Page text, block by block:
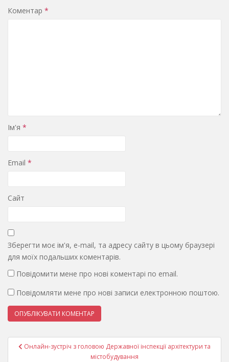
Коментар *
Ім'я *
Email *
Сайт
Зберегти моє ім'я, e-mail, та адресу сайту в цьому браузері
для моїх подальших коментарів.
Повідомити мене про нові коментарі по email.
Повідомляти мене про нові записи електронною поштою.
Навігація
Онлайн-зустріч з головою Державної інспекції архітектури та
містобудування